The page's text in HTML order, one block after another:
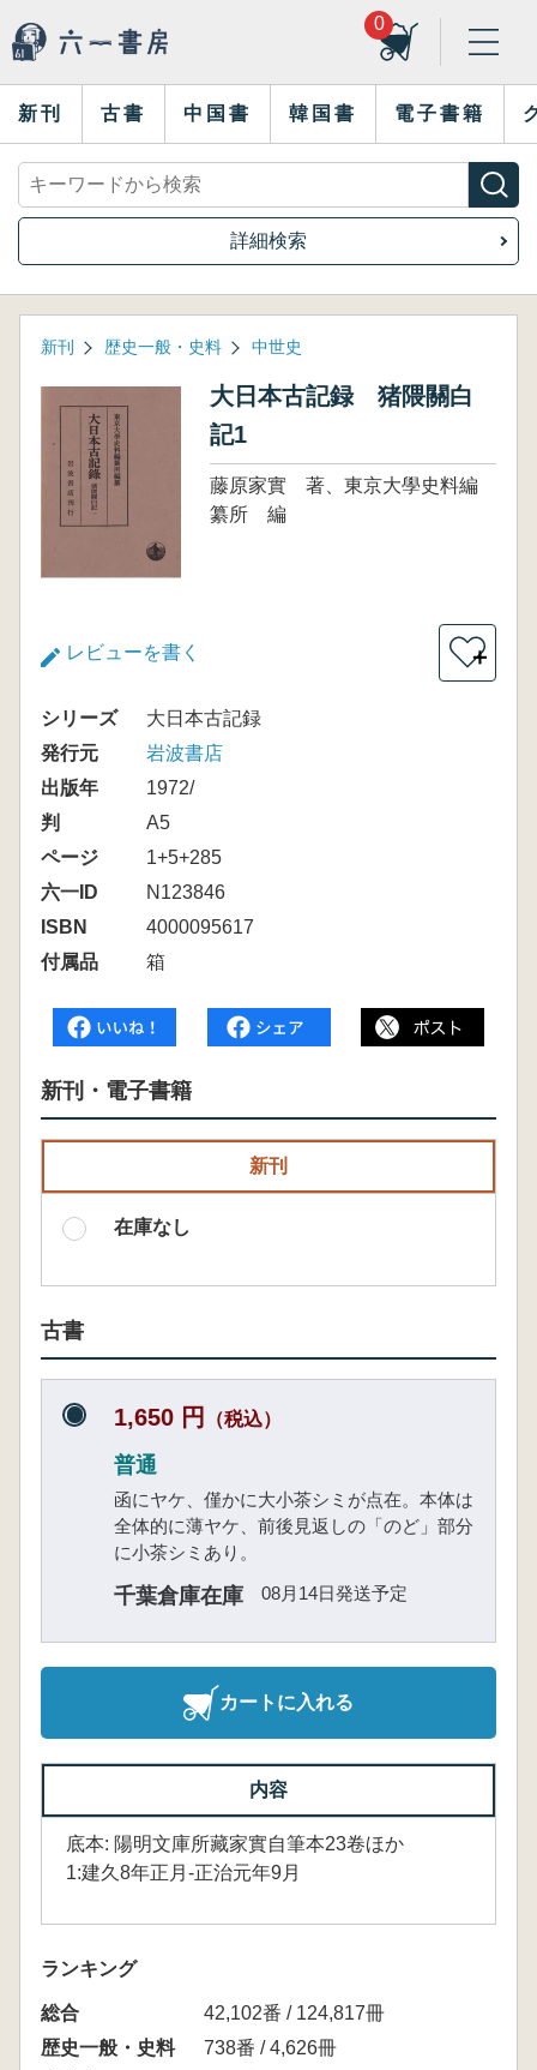
0
新刊 古書 中国書 韓国書 電子書籍
詳細検索
新刊 歴史一般・史料 中世史
大日本古記録 猪隈關白
記1
藤原家實 著、東京大學史料編
纂所 編
レビューを書く ＋
シリーズ
大日本古記録
発行元
岩波書店
出版年
1972/
判
A5
ページ
1+5+285
六一ID
N123846
ISBN
4000095617
付属品
箱
新刊・電子書籍
新刊
在庫なし
古書
1,650 円 （税込）
普通
函にヤケ、僅かに大小茶シミが点在。本体は
全体的に薄ヤケ、前後見返しの「のど」部分
に小茶シミあり。
千葉倉庫在庫 08月14日発送予定
カートに入れる
内容
底本: 陽明文庫所藏家實自筆本23卷ほか
1:建久8年正月-正治元年9月
ランキング
総合
42,102番 / 124,817冊
歴史一般・史料
738番 / 4,626冊